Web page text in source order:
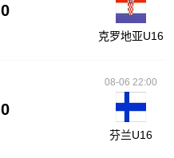
0
克罗地亚U16
0
08-06 22:00
芬兰U16